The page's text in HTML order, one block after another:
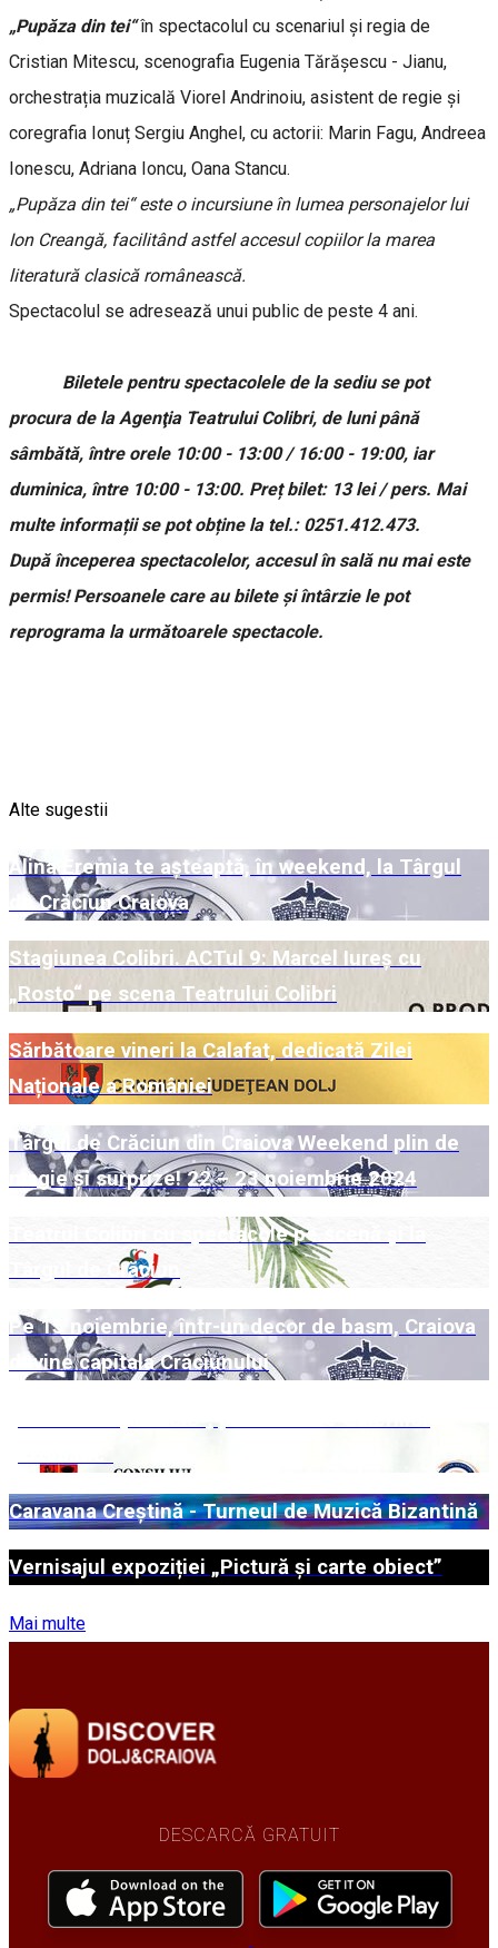
„Pupăza din tei“în spectacolul cu scenariul și regia de
Cristian Mitescu, scenografia Eugenia Tărășescu - Jianu,
orchestrația muzicală Viorel Andrinoiu, asistent de regie și
coregrafia Ionuț Sergiu Anghel, cu actorii: Marin Fagu, Andreea
Ionescu, Adriana Ioncu, Oana Stancu.
„Pupăza din tei“ este o incursiune în lumea personajelor lui
Ion Creangă, facilitând astfel accesul copiilor la marea
literatură clasică românească.
Spectacolul se adresează unui public de peste 4 ani.
Biletele pentru spectacolele de la sediu se pot
procura de la Agenţia Teatrului Colibri, de luni până
sâmbătă, între orele 10:00 - 13:00 / 16:00 - 19:00, iar
duminica, între 10:00 - 13:00. Preț bilet: 13 lei / pers. Mai
multe informații se pot obține la tel.: 0251.412.473.
După începerea spectacolelor, accesul în sală nu mai este
permis! Persoanele care au bilete și întârzie le pot
reprograma la următoarele spectacole.
Alte sugestii
Alina Eremia te așteaptă, în weekend, la Târgul
de Crăciun Craiova
Stagiunea Colibri. ACTul 9: Marcel Iureș cu
„Rosto“ pe scena Teatrului Colibri
Sărbătoare vineri la Calafat, dedicată Zilei
Naționale a României
Târgul de Crăciun din Craiova Weekend plin de
magie și surprize! 22 – 23 noiembrie 2024
Teatrul Colibri cu spectacole pe scenă și la
Târgul de Crăciun
Pe 15 noiembrie, într-un decor de basm, Craiova
devine capitala Crăciunului
Caravana Creștină - Turneul de Muzică Bizantină
Vernisajul expoziției „Pictură și carte obiect”
Mai multe
DESCARCĂ GRATUIT